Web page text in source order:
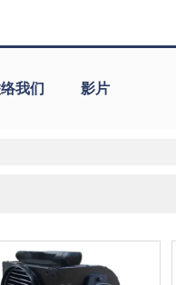
我们 影片